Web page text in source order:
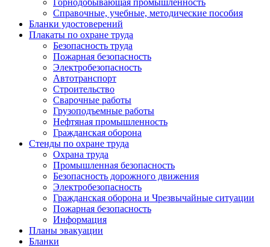
Горнодобывающая промышленность
Справочные, учебные, методические пособия
Бланки удостоверений
Плакаты по охране труда
Безопасность труда
Пожарная безопасность
Электробезопасность
Автотранспорт
Строительство
Сварочные работы
Грузоподъемные работы
Нефтяная промышленность
Гражданская оборона
Стенды по охране труда
Охрана труда
Промышленная безопасность
Безопасность дорожного движения
Электробезопасность
Гражданская оборона и Чрезвычайные ситуации
Пожарная безопасность
Информация
Планы эвакуации
Бланки